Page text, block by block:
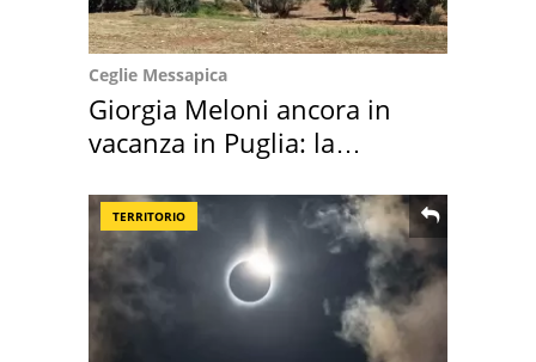
Ceglie Messapica
Giorgia Meloni ancora in
vacanza in Puglia: la
TERRITORIO